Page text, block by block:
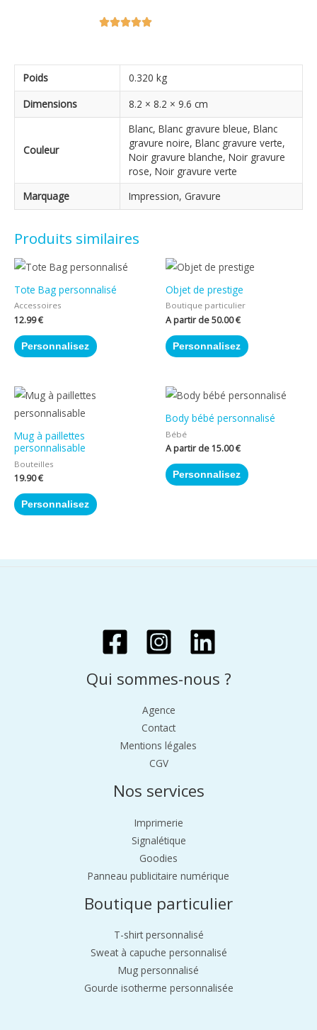

Poids
0.320 kg
Dimensions
8.2 × 8.2 × 9.6 cm
Couleur
Blanc, Blanc gravure bleue, Blanc
gravure noire, Blanc gravure verte,
Noir gravure blanche, Noir gravure
rose, Noir gravure verte
Marquage
Impression, Gravure
Produits similaires
Tote Bag personnalisé
Accessoires
12.99€
Personnalisez
Objet de prestige
Boutique particulier
A partir de50.00€
Personnalisez
Mug à paillettes
personnalisable
Bouteilles
19.90€
Personnalisez
Body bébé personnalisé
Bébé
A partir de15.00€
Personnalisez
Qui sommes-nous ?
Agence
Contact
Mentions légales
CGV
Nos services
Imprimerie
Signalétique
Goodies
Panneau publicitaire numérique
Boutique particulier
T-shirt personnalisé
Sweat à capuche personnalisé
Mug personnalisé
Gourde isotherme personnalisée